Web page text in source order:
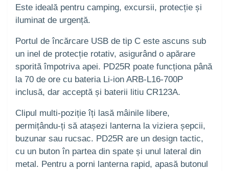
Este ideală pentru camping, excursii, protecție și
iluminat de urgență.
Portul de încărcare USB de tip C este ascuns sub
un inel de protecție rotativ, asigurând o apărare
sporită împotriva apei. PD25R poate funcționa până
la 70 de ore cu bateria Li-ion ARB-L16-700P
inclusă, dar acceptă și baterii litiu CR123A.
Clipul multi-poziție îți lasă mâinile libere,
permițându-ți să atașezi lanterna la viziera șepcii,
buzunar sau rucsac. PD25R are un design tactic,
cu un buton în partea din spate și unul lateral din
metal. Pentru a porni lanterna rapid, apasă butonul